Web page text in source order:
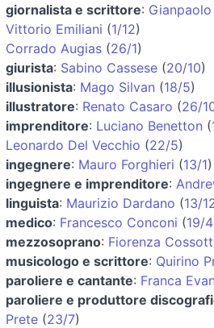
giornalista e scrittore:
Vittorio Emiliani (1/12)
Corrado Augias (26/1)
giurista: Sabino Cassese (20/10)
illusionista: Mago Silvan (18/5)
illustratore: Renato Casaro (26/
imprenditore: Luciano Benetton (
Leonardo Del Vecchio (22/5)
ingegnere: Mauro Forghieri (13/1)
ingegnere e imprenditore:
linguista: Maurizio Dardano (13/
medico: Francesco Conconi (19/4
mezzosoprano: Fiorenza
musicologo e scrittore: Quirino
paroliere e cantante: Franca
paroliere e produttore
Prete (23/7)